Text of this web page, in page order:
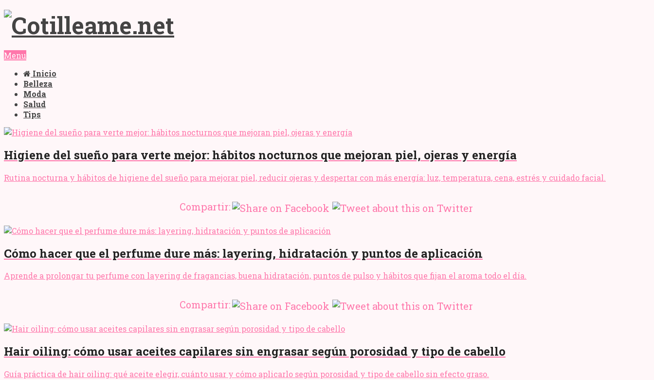
Menu
Inicio
Belleza
Moda
Salud
Tips
Higiene del sueño para verte mejor: hábitos nocturnos que mejoran piel, ojeras y energía
Rutina nocturna y hábitos de higiene del sueño para mejorar piel, reducir ojeras y despertar con más energía: luz, temperatura, cena, estrés y cuidado facial.
Compartir:
Cómo hacer que el perfume dure más: layering, hidratación y puntos de aplicación
Aprende a prolongar tu perfume con layering de fragancias, buena hidratación, puntos de pulso y hábitos que fijan el aroma todo el día.
Compartir:
Hair oiling: cómo usar aceites capilares sin engrasar según porosidad y tipo de cabello
Guía práctica de hair oiling: qué aceite elegir, cuánto usar y cómo aplicarlo según porosidad y tipo de cabello sin efecto graso.